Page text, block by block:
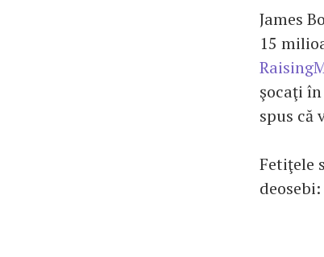
James
15
şocaţi
spus că
Fetiţele